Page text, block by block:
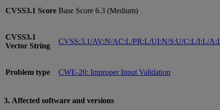
CVSS3.1 Score Base Score 6.3 (Medium)
CVSS3.1
Vector String
CVSS:3.1/AV:N/AC:L/PR:L/UI:N/S:U/C:L/I:L/
Problem type CWE-20: Improper Input Validation
3. Affected software and versions